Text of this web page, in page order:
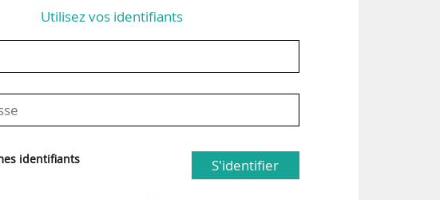
Utilisez vos identifiants
identifiants S'identifier